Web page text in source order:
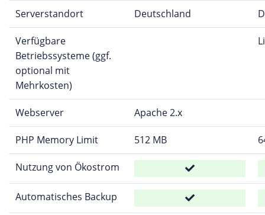
Serverstandort Deutschland
Verfügbare
Betriebssysteme (ggf.
optional mit
Mehrkosten)
Webserver Apache 2.x
PHP Memory Limit 512 MB
Nutzung von Ökostrom
Automatisches Backup